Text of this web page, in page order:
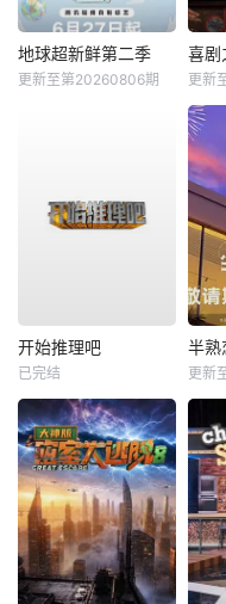
地球超新鲜第二季
更新至第20260806期 更新
开始推理吧
已完结
半熟
更新